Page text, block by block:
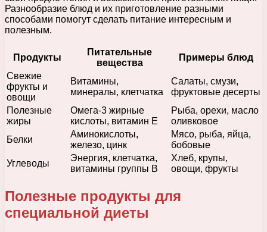
Разнообразие блюд и их приготовление разными
способами помогут сделать питание интересным и
полезным.
Продукты
Питательные
вещества
Примеры блюд
Свежие
фрукты и
овощи
Витамины,
минералы, клетчатка
Салаты, смузи,
фруктовые десерты
Полезные
жиры
Омега-3 жирные
кислоты, витамин Е
Рыба, орехи, масло
оливковое
Белки
Аминокислоты,
железо, цинк
Мясо, рыба, яйца,
бобовые
Углеводы
Энергия, клетчатка,
витамины группы В
Хлеб, крупы,
овощи, фрукты
Полезные продукты для
специальной диеты